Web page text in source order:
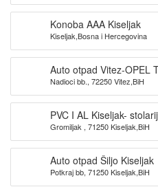
Konoba AAA Kiseljak
Kiseljak,Bosna i Hercegovina
Auto otpad Vitez-OPEL
Nadioci bb., 72250 Vitez,BiH
PVC I AL Kiseljak-
Gromiljak , 71250 Kiseljak,BiH
Auto otpad Šiljo Kiseljak
Potkraj bb, 71250 Kiseljak,BiH